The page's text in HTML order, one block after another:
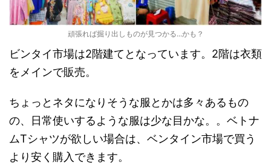
頑張れば掘り出しものが見つかる...かも？
ビンタイ市場は2階建てとなっています。2階は衣類
をメインで販売。
ちょっとネタになりそうな服とかは多々あるもの
の、日常使いするような服は少な目かな。。ベトナ
ムTシャツが欲しい場合は、ベンタイン市場で買う
より安く購入できます。